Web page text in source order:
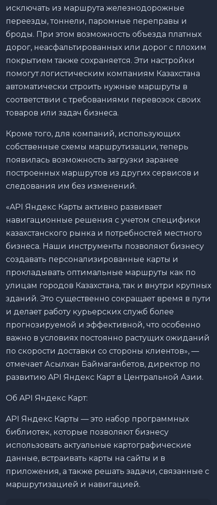
исключать из маршрута железнодорожные
переезды, тоннели, паромные переправы и
броды. При этом возможность объезда платных
дорог, неасфальтированных или дорог с плохим
покрытием также сохраняется. Эти настройки
помогут логистическим компаниям Казахстана
автоматически строить нужные маршруты в
соответствии с требованиями перевозок своих
товаров или задач бизнеса.
Кроме того, для компаний, использующих
собственные схемы маршрутизации, теперь
появилась возможность загрузки заранее
построенных маршрутов из других сервисов и
следования им без изменений.
«API Яндекс Карты активно развивает
навигационные решения с учетом специфики
казахстанского рынка и потребностей местного
бизнеса. Наши инструменты позволяют бизнесу
создавать персонализированные карты и
прокладывать оптимальные маршруты как по
улицам городов Казахстана, так и внутри крупных
зданий. Это существенно сокращает время в пути
и делает работу курьерских служб более
прогнозируемой и эффективной, что особенно
важно в условиях постоянно растущих ожиданий
по скорости доставки со стороны клиентов», —
отмечает Асылхан Баймаганбетов, директор по
развитию API Яндекс Карт в Центральной Азии.
Об API Яндекс Карт:
API Яндекс Карты — это набор программных
библиотек, которые позволяют бизнесу
использовать актуальные картографические
данные, встраивать карты на сайты и в
приложения, а также решать задачи, связанные с
маршрутизацией и навигацией.